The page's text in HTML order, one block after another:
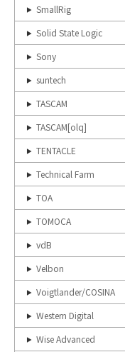
SmallRig
Solid State Logic
Sony
suntech
TASCAM
TASCAM[olq]
TENTACLE
Technical Farm
TOA
TOMOCA
vdB
Velbon
Voigtlander/COSINA
Western Digital
Wise Advanced